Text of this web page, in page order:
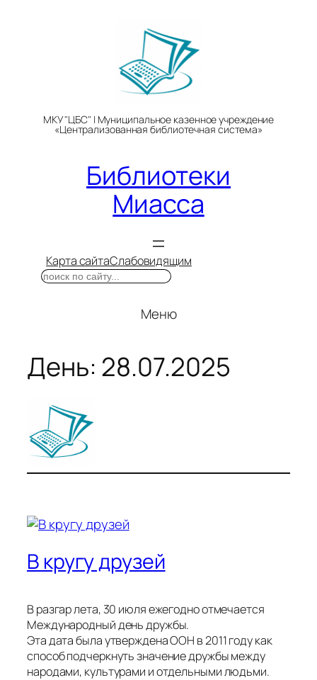
МКУ "ЦБС" | Муниципальное казенное учреждение
«Централизованная библиотечная система»
Библиотеки
Миасса
Карта сайтаСлабовидящим
Поиск
Меню
День: 28.07.2025
В кругу друзей
В разгар лета, 30 июля ежегодно отмечается
Международный день дружбы.
Эта дата была утверждена ООН в 2011 году как
способ подчеркнуть значение дружбы между
народами, культурами и отдельными людьми.